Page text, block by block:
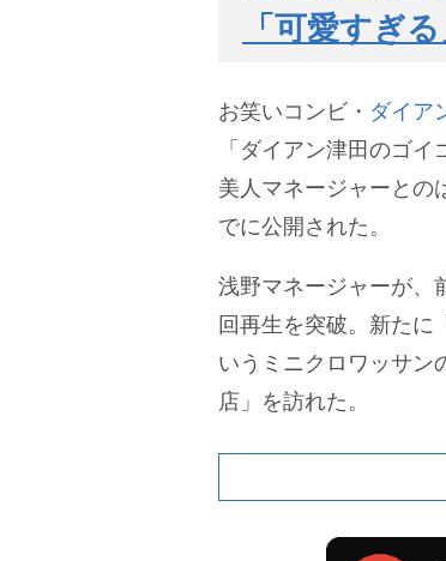
「可愛すぎる
お笑いコンビ・ ダイア
「ダイアン津田のゴイ
美人マネージャーとの
でに公開された。
浅野マネージャーが、
回再生を突破。新たに
いうミニクロワッサン
店」を訪れた。